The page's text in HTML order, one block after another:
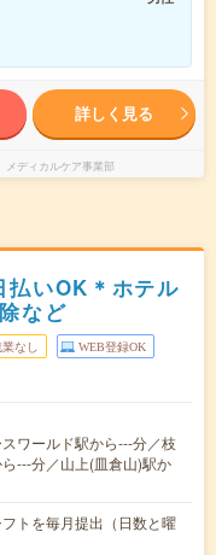
詳しく見る
ディカルケア事業部
払いOK＊ホテル
など
なし WEB登録OK
ワールド駅から---分／枝
---分／山上(皿倉山)駅か
トを毎月提出（日数と曜